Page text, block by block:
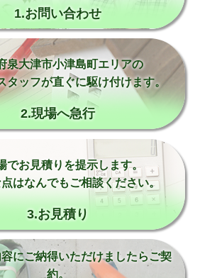
1.お問い合わせ
泉大津市小津島町エリアの
タッフが直ぐに駆け付けます。
2.現場へ急行
でお見積りを提示します。
はなんでもご相談ください。
3.お見積り
にご納得いただけましたらご契
約。